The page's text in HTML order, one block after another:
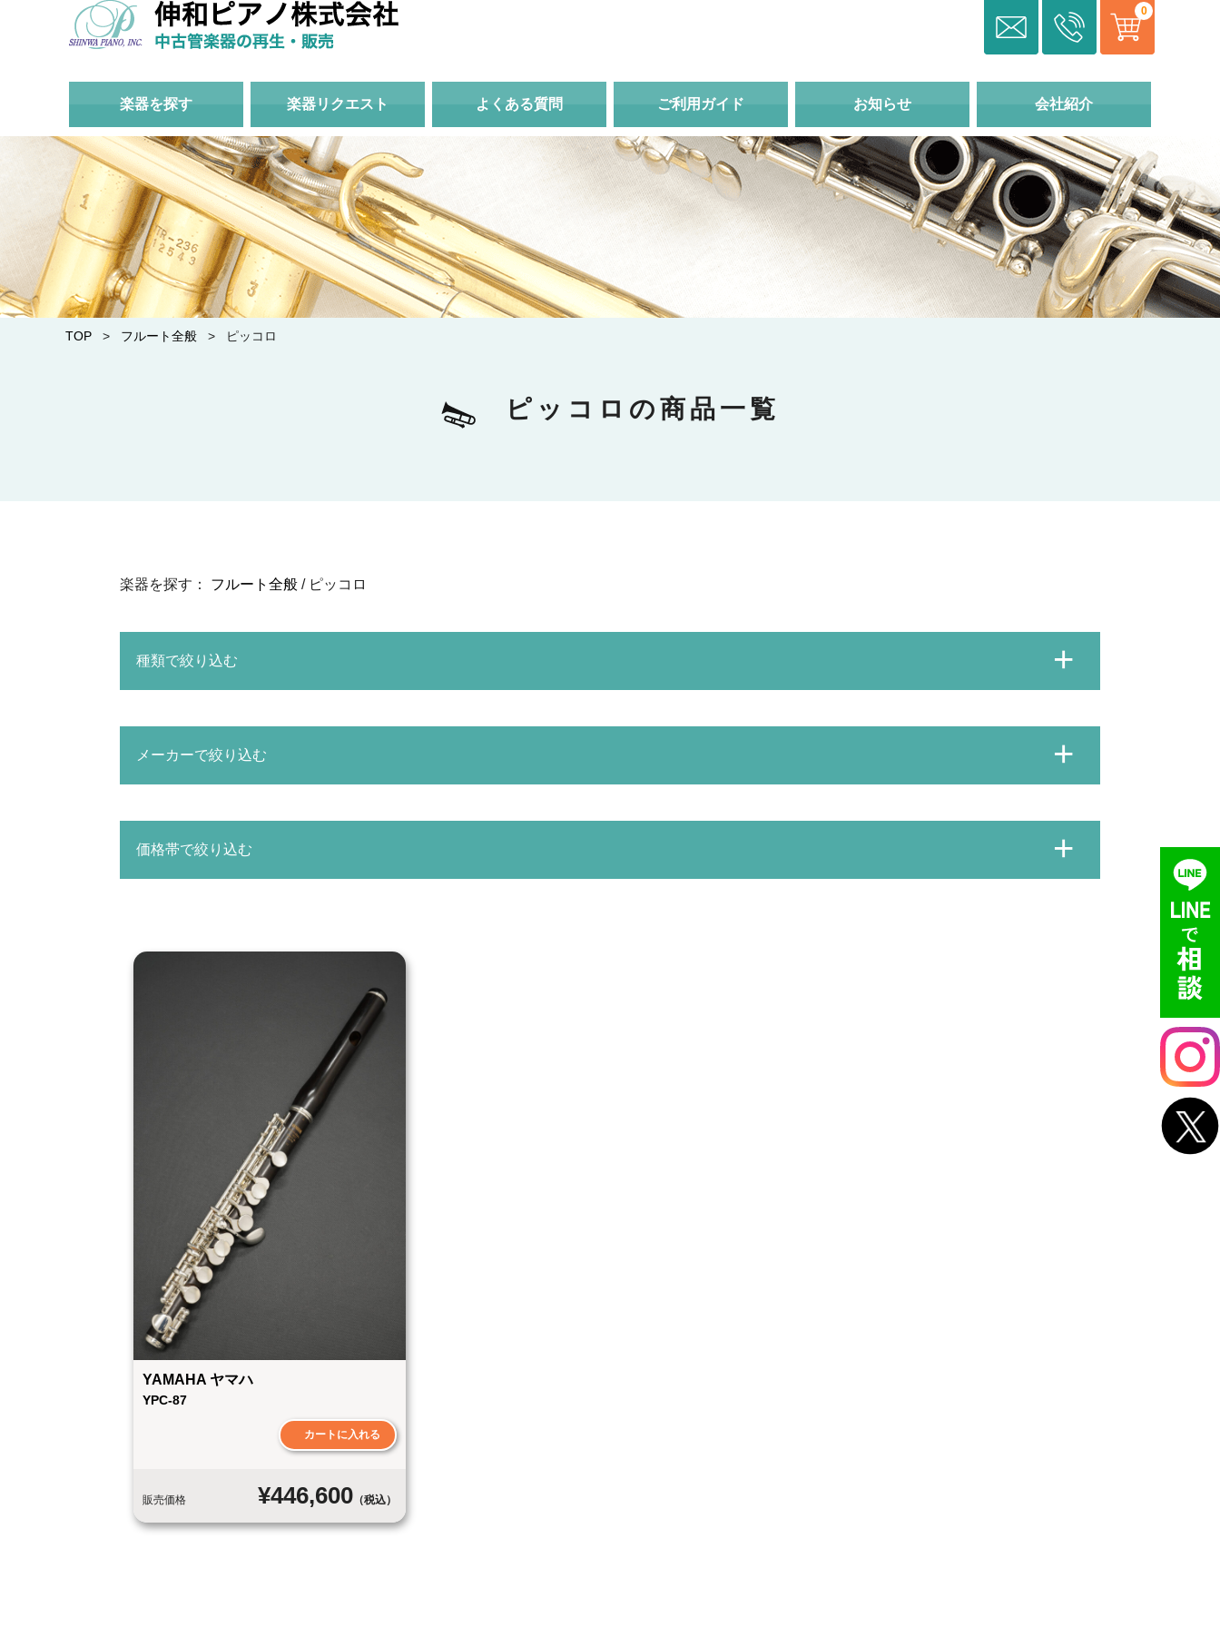
0
楽器を探す 楽器リクエスト よくある質問 ご利用ガイド お知らせ 会社紹介
TOP > フルート全般 > ピッコロ
ピッコロの商品一覧
楽器を探す： フルート全般 / ピッコロ
種類で絞り込む
メーカーで絞り込む
価格帯で絞り込む
YAMAHA ヤマハ
YPC-87
販売価格 ¥446,600 （税込）